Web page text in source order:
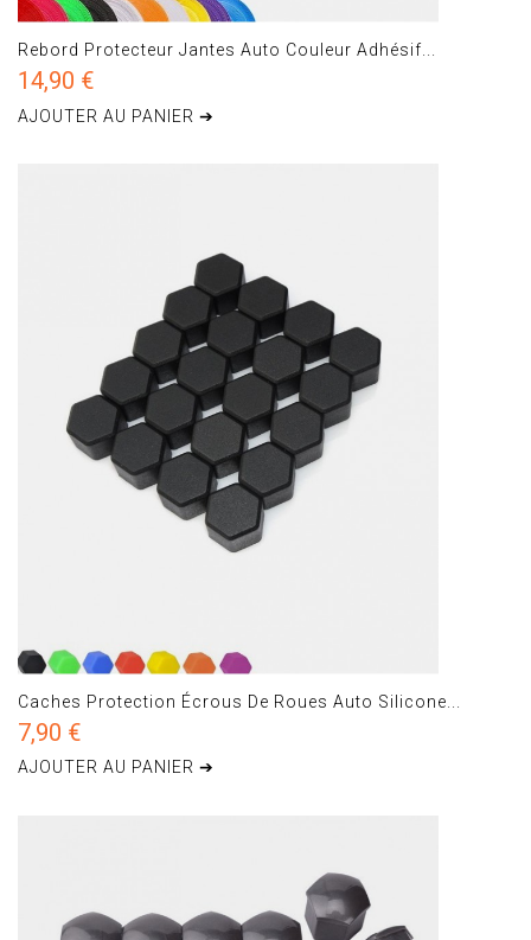
Rebord Protecteur Jantes Auto Couleur Adhésif...
14,90 €
AJOUTER AU PANIER ➔
Caches Protection Écrous De Roues Auto Silicone...
7,90 €
AJOUTER AU PANIER ➔